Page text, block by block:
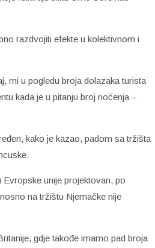
razdvojiti efekte u kolektivnom i
mi u pogledu broja dolazaka turista
kada je u pitanju broj noćenja –
kako je kazao, padom sa tržišta
unije projektovan, po
na tržištu Njemačke nije
gdje takođe imamo pad broja